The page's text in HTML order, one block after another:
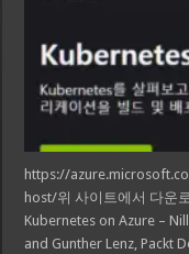
https://
host/위 사이트에서 다운
Kubernetes on Azure –
and Gunther Lenz, Packt